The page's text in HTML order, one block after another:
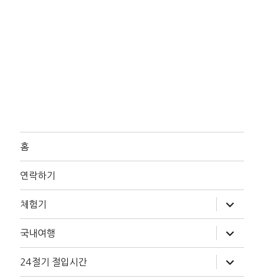
홈
연락하기
체험기
위
메
확
장
국내여행
위
메
확
장
24절기 절입시간
위